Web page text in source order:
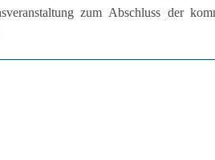
zum Abschluss der